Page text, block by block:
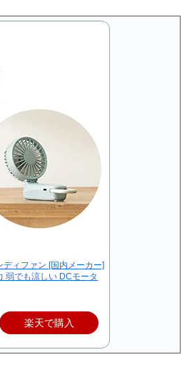
ィファン [国内メーカー]
弱でも涼しい DCモータ
楽天で購入